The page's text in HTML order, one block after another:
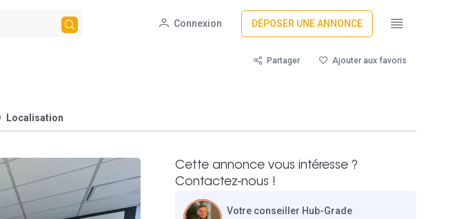
Connexion DÉPOSER UNE ANNONCE
Partager Ajouter aux favoris
Localisation
Cette annonce vous intéresse ?
Contactez-nous !
Votre conseiller Hub-Grade